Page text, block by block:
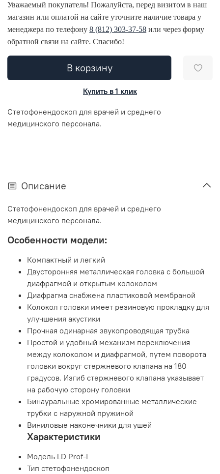
Уважаемый покупатель! Пожалуйста, перед визитом в наш
магазин или оплатой на сайте уточните наличие товара у
менеджера по телефону 8 (812) 303-37-58 или через форму
обратной связи на сайте. Спасибо!
В корзину
Купить в 1 клик
Стетофонендоскоп для врачей и среднего
медицинского персонала.
Описание
Стетофонендоскоп для врачей и среднего
медицинского персонала.
Особенности модели:
Компактный и легкий
Двусторонняя металлическая головка с большой
диафрагмой и открытым колоколом
Диафрагма снабжена пластиковой мембраной
Колокол головки имеет резиновую прокладку для
улучшения акустики
Прочная одинарная звукопроводящая трубка
Простой и удобный механизм переключения
между колоколом и диафрагмой, путем поворота
головки вокруг стержневого клапана на 180
градусов. Изгиб стержневого клапана указывает
на рабочую сторону головки
Бинауральные хромированные металлические
трубки с наружной пружиной
Виниловые наконечники для ушей
Характеристики
Модель LD Prof-I
Тип стетофонендоскоп